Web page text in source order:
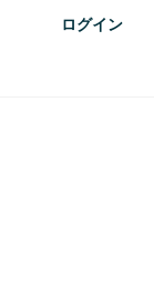
ログイン